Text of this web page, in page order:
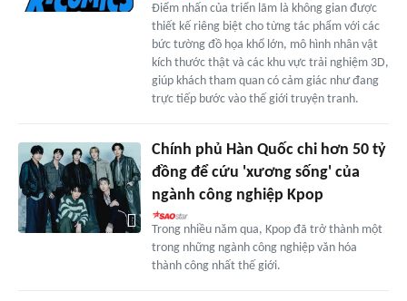
Điểm nhấn của triển lãm là không gian được
thiết kế riêng biệt cho từng tác phẩm với các
bức tường đồ họa khổ lớn, mô hình nhân vật
kích thước thật và các khu vực trải nghiệm 3D,
giúp khách tham quan có cảm giác như đang
trực tiếp bước vào thế giới truyện tranh.
Chính phủ Hàn Quốc chi hơn 50 tỷ
đồng để cứu 'xương sống' của
ngành công nghiệp Kpop
Trong nhiều năm qua, Kpop đã trở thành một
trong những ngành công nghiệp văn hóa
thành công nhất thế giới.